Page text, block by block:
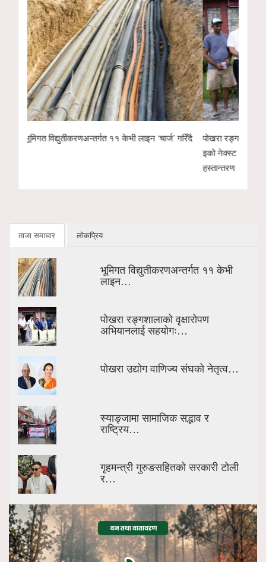
पोखरा रङ्गशालाको वृक्षारोपण अभियानलाई सहयोगः हाम्रो
पोखरा उद्योग
उम्मेदवारको
ताजा समाचार लोकप्रिय
भूमिगत विद्युतीकरणअन्तर्गत ११ केभी
लाइन…
पोखरा रङ्गशालाको वृक्षारोपण
अभियानलाई सहयोगः…
पोखरा उद्योग वाणिज्य संघको नेतृत्व…
स्याङ्जामा सामाजिक सद्भाव र
राष्ट्रिय…
गृहमन्त्री गुरुङसहितको सरकारी टोली
र…